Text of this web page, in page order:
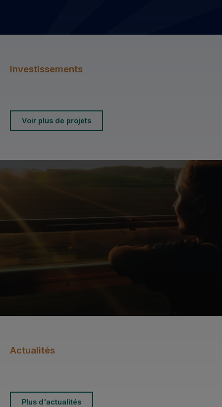
Investissements
Voir plus de projets
Actualités
Plus d'actualités